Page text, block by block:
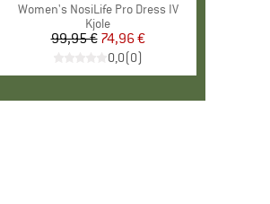
Artikel
Women's NosiLife Pro Dress IV
Produktgruppe
Kjole
Pris
99,95 €Nedsat pris
74,96 €
0,0(0)